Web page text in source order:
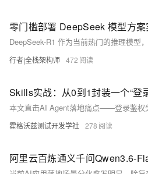
行者|全栈架构师 472
Skills实战：从0到1封装一个“登
霍格沃兹测试开发学社 278